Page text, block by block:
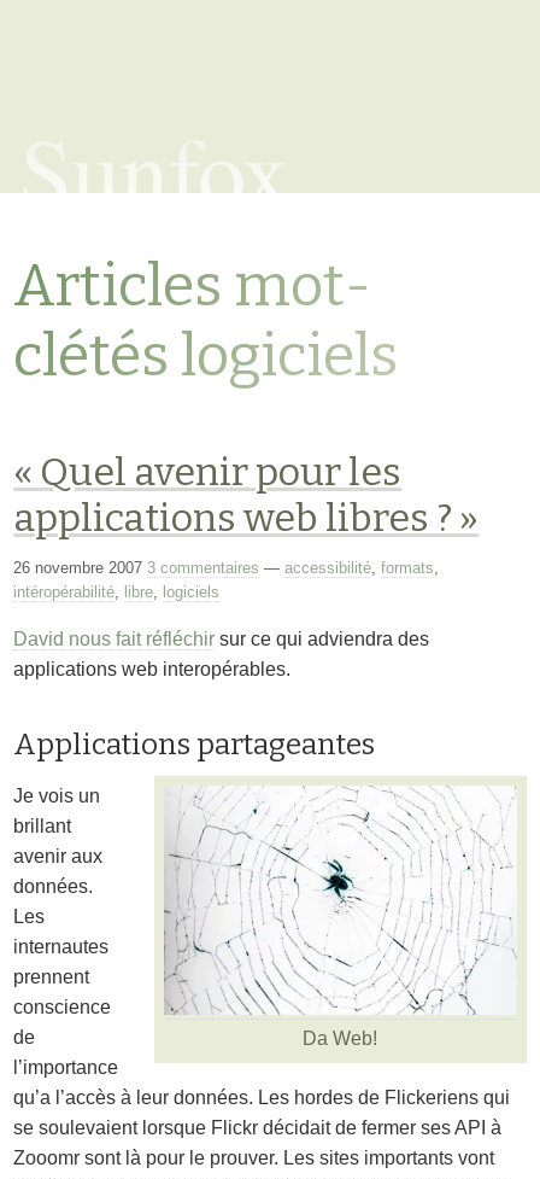
Sunfox
Articles mot-
clétés logiciels
« Quel avenir pour les
applications web libres ? »
26 novembre 2007 3 commentaires —accessibilité ,formats
intéropérabilité
libre logiciels
David nous fait réfléchir sur ce qui adviendra des
applications web interopérables.
Applications partageantes
Da Web!
Je vois un
brillant
avenir aux
données.
Les
internautes
prennent
conscience
de
l’importance
qu’a l’accès à leur données. Les hordes de Flickeriens qui
se soulevaient lorsque Flickr décidait de fermer ses API à
Zooomr sont là pour le prouver. Les sites importants vont